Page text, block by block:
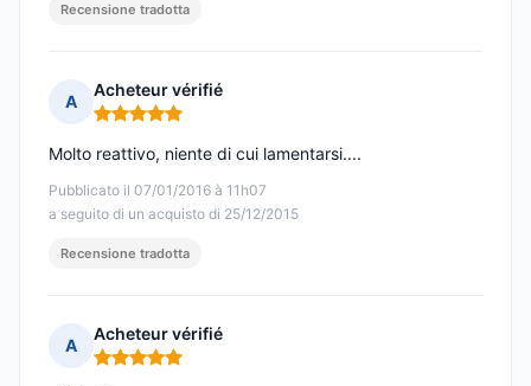
Recensione tradotta
A
Acheteur vérifié
Nota: 5 su 5
Pubblicato il 07/01/2016 à 11h07
a seguito di un acquisto di 25/12/2015
Molto reattivo, niente di cui lamentarsi....
Recensione tradotta
A
Acheteur vérifié
Nota: 5 su 5